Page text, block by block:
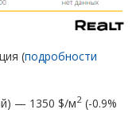
(подробности
— 1350 $/м2 (-0.9%